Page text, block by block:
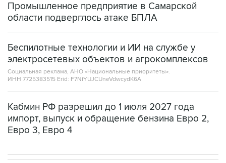
Промышленное предприятие в Самарской
области подверглось атаке БПЛА
Беспилотные технологии и ИИ на службе у
электросетевых объектов и агрокомплексов
Социальная реклама, АНО «Национальные приоритеты».
ИНН 7725383515 Erid: F7NfYUJCUneVdwcydK6A
Кабмин РФ разрешил до 1 июля 2027 года
импорт, выпуск и обращение бензина Евро 2,
Евро 3, Евро 4